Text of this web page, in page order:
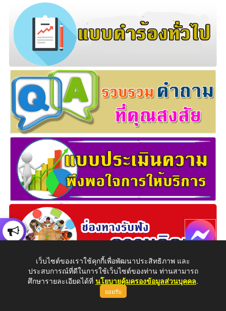
เว็บไซต์ของเราใช้คุกกี้เพื่อพัฒนาประสิทธิภาพ และ
ประสบการณ์ที่ดีในการใช้เว็บไซต์ของท่าน ท่านสามารถ
ศึกษารายละเอียดได้ที่ นโยบายคุ้มครองข้อมูลส่วนบุคคล.
ยอมรับ